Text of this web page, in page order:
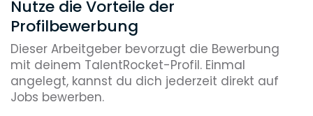
Nutze die Vorteile der
Profilbewerbung
Dieser Arbeitgeber bevorzugt die Bewerbung
mit deinem TalentRocket-Profil. Einmal
angelegt, kannst du dich jederzeit direkt auf
Jobs bewerben.